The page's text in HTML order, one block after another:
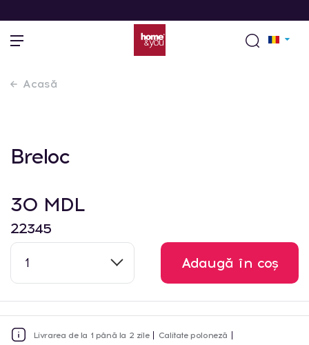
Acasă
Breloc
30 MDL
22345
1 Adaugă în coș
Livrarea de la 1 până la 2 zile Calitate poloneză